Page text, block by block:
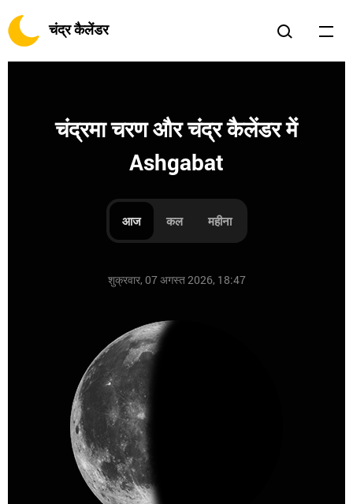
चंद्र कैलेंडर
चंद्रमा चरण और चंद्र कैलेंडर में
Ashgabat
आज कल महीना
शुक्रवार, 07 अगस्त 2026, 18:47